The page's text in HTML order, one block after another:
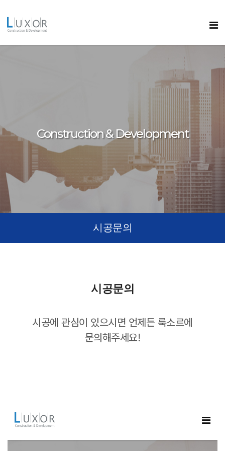
바로가기
Construction & Development
시공문의
시공문의
시공에 관심이 있으시면 언제든 룩소르에
문의해주세요!